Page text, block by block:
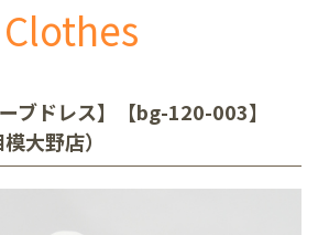
Clothes
ブドレス】【bg-120-003】
大野店）